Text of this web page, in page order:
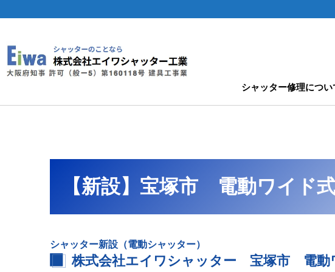
シャッター修理につい
【新設】宝塚市 電動ワイド
シャッター新設（電動シャッター）
株式会社エイワシャッター 宝塚市 電動